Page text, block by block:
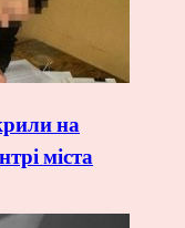
на
міста